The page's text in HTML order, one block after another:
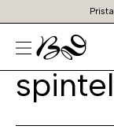
Prekių
paieška